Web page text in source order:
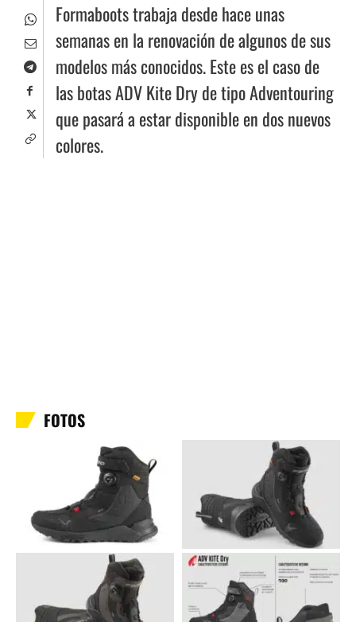
Formaboots trabaja desde hace unas
semanas en la renovación de algunos de sus
modelos más conocidos. Este es el caso de
las botas ADV Kite Dry de tipo Adventouring
que pasará a estar disponible en dos nuevos
colores.
FOTOS